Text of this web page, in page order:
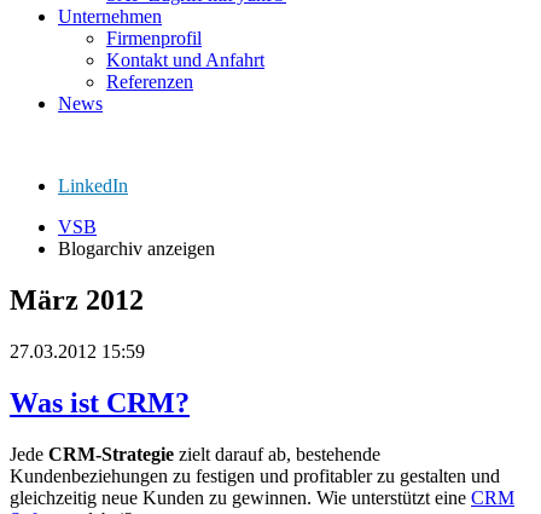
Unternehmen
Firmenprofil
Kontakt und Anfahrt
Referenzen
News
LinkedIn
VSB
Blogarchiv anzeigen
März 2012
27.03.2012 15:59
Was ist CRM?
Jede CRM-Strategie zielt darauf ab, bestehende
Kundenbeziehungen zu festigen und profitabler zu gestalten und
gleichzeitig neue Kunden zu gewinnen. Wie unterstützt eine CRM